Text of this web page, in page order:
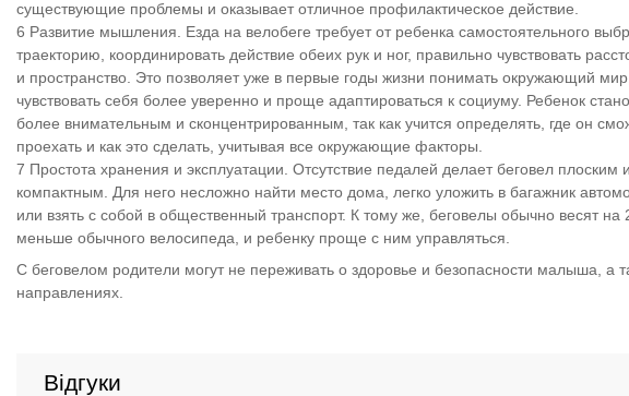
существующие проблемы и оказывает отличное профилактическое действие.
Развитие мышления. Езда на велобеге требует от ребенка самостоятельного
траекторию, координировать действие обеих рук и ног, правильно чувствовать
и пространство. Это позволяет уже в первые годы жизни понимать окружающий мир,
чувствовать себя более уверенно и проще адаптироваться к социуму. Ребенок
более внимательным и сконцентрированным, так как учится определять, где он
проехать и как это сделать, учитывая все окружающие факторы.
Простота хранения и эксплуатации. Отсутствие педалей делает беговел плоским и
компактным. Для него несложно найти место дома, легко уложить в багажник
или взять с собой в общественный транспорт. К тому же, беговелы обычно весят на
меньше обычного велосипеда, и ребенку проще с ним управляться.
С беговелом родители могут не переживать о здоровье и безопасности малыша, а
направлениях.
Відгуки